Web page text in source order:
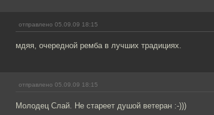
отправлено 05.09.09 18:15
мдяя, очередной ремба в лучших традициях.
отправлено 05.09.09 18:15
Молодец Слай. Не стареет душой ветеран :-)))